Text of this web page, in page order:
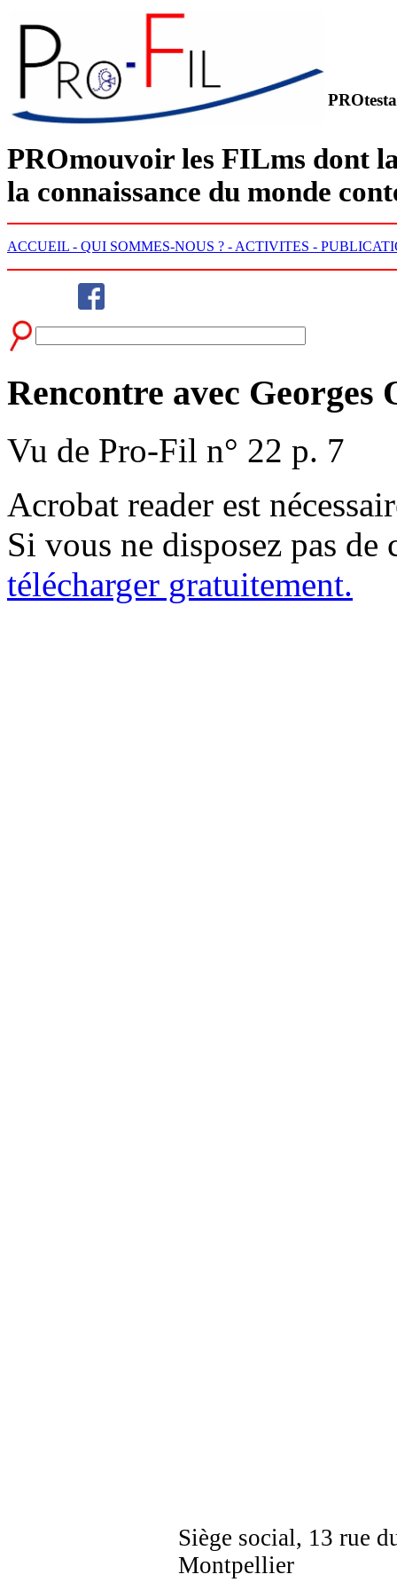
PROmouvoir les FILms dont
la connaissance du monde
ACCUEIL - QUI SOMMES-NOUS ? - ACTIVITES -
Rencontre avec Georges
Vu de Pro-Fil n° 22 p. 7
Acrobat reader est
Si vous ne disposez pas
télécharger gratuitement.
Siège social, 13 rue
Montpellier